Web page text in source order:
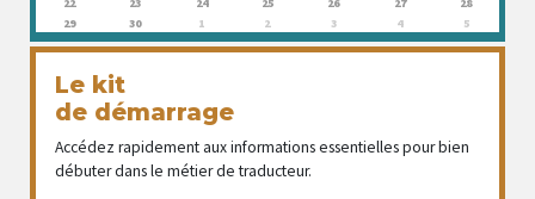
29
30 1 2 3 4 5
Le kit
de démarrage
Accédez rapidement aux informations essentielles pour bien
débuter dans le métier de traducteur.